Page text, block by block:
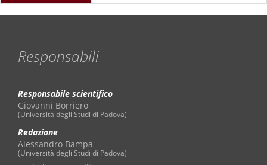
Responsabili
Responsabile scientifico
Giovanni Borriero
(Università degli Studi di Padova)
Redazione
Alessandro Bampa
(Università degli Studi di Padova)